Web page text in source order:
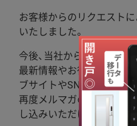
お客様からのリクエスト
いたしました。
今後、当社からのメルマガ
最新情報やお得なキャン
ブサイトやSNSをご確認く
再度メルマガの配信をご
し込みいただけます。